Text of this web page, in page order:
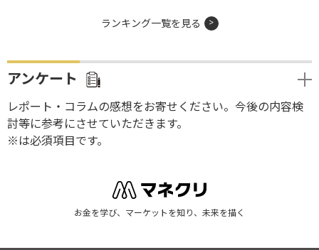
ランキング一覧を見る
アンケート
レポート・コラムの感想をお寄せください。今後の内容検
討等に参考にさせていただきます。
※は必須項目です。
お金を学び、マーケットを知り、未来を描く